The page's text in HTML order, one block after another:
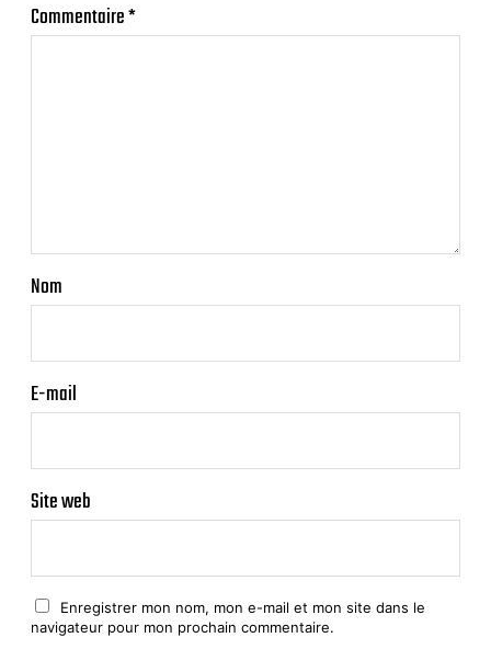
Commentaire*
Nom
E-mail
Site web
Enregistrer mon nom, mon e-mail et mon site dans le
navigateur pour mon prochain commentaire.